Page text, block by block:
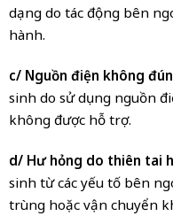
dạng do tác động bên
hành.
c/ Nguồn điện không
sinh do sử dụng nguồn
không được hỗ trợ.
d/ Hư hỏng do thiên tai
sinh từ các yếu tố bên
trùng hoặc vận chuyển